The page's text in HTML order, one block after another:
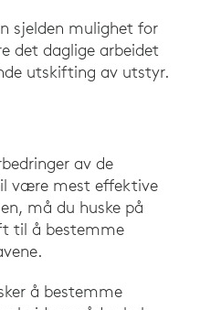
sjelden mulighet for
det daglige arbeidet
utskifting av utstyr.
av de
være mest effektive
må du huske på
til å bestemme
å bestemme